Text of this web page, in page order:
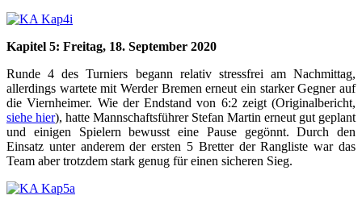
Kapitel 5: Freitag, 18. September 2020
Runde 4 des Turniers begann relativ stressfrei am Nachmittag,
allerdings wartete mit Werder Bremen erneut ein starker Gegner auf
die Viernheimer. Wie der Endstand von 6:2 zeigt (Originalbericht,
siehe hier), hatte Mannschaftsführer Stefan Martin erneut gut geplant
und einigen Spielern bewusst eine Pause gegönnt. Durch den
Einsatz unter anderem der ersten 5 Bretter der Rangliste war das
Team aber trotzdem stark genug für einen sicheren Sieg.